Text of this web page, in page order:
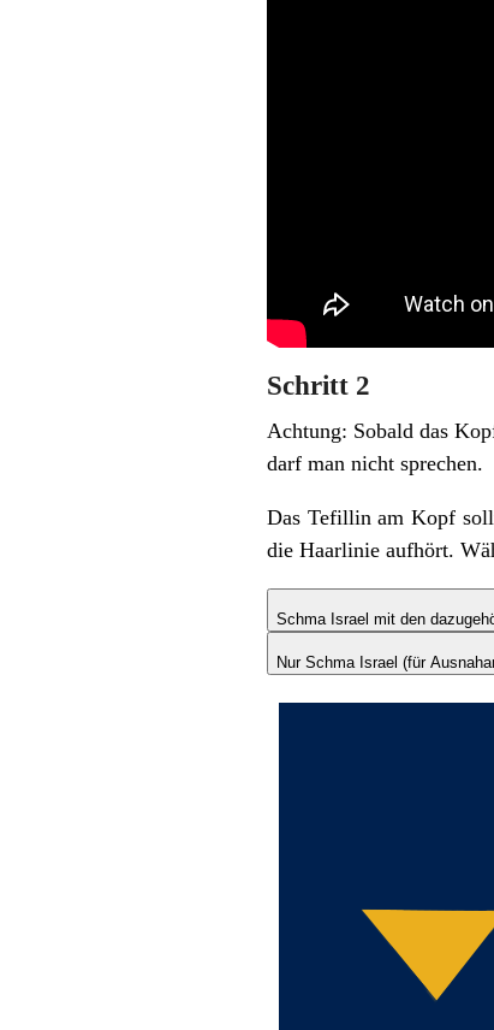
Schritt 2
Achtung: Sobald das
darf man nicht sprechen.
Das Tefillin am Kopf
die Haarlinie aufhört.
Schma Israel mit den
Nur Schma Israel (für